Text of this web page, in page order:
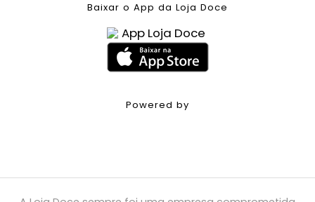
Baixar o App da Loja Doce
Powered by